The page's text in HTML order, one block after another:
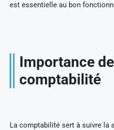
est essentielle au bon
Importance
comptabilité
La comptabilité sert à suivre la